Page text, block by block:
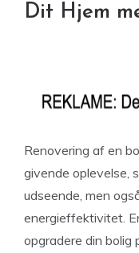
Dit Hjem
Renovering af en
givende oplevelse,
udseende, men
energieffektivitet.
opgradere din bolig